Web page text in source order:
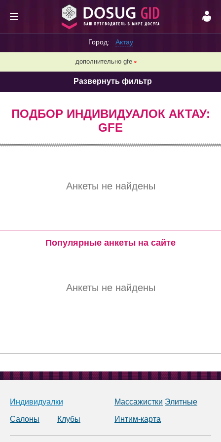
Город: Актау
дополнительно gfe ❌
Развернуть фильтр
ПОДБОР ИНДИВИДУАЛОК АКТАУ:
GFE
Анкеты не найдены
Популярные анкеты на сайте
Анкеты не найдены
Индивидуалки
Салоны Клубы
Массажистки Элитные
Интим-карта